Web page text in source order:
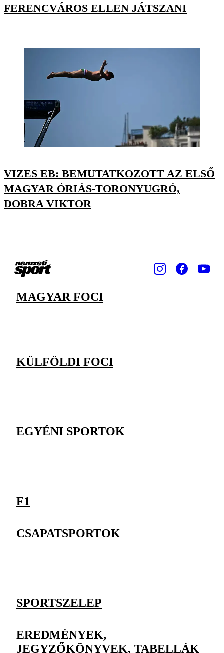
FERENCVÁROS ELLEN JÁTSZANI
VIZES EB: BEMUTATKOZOTT AZ ELSŐ
MAGYAR ÓRIÁS-TORONYUGRÓ,
DOBRA VIKTOR
MAGYAR FOCI
KÜLFÖLDI FOCI
EGYÉNI SPORTOK
F1
CSAPATSPORTOK
SPORTSZELEP
EREDMÉNYEK,
JEGYZŐKÖNYVEK, TABELLÁK